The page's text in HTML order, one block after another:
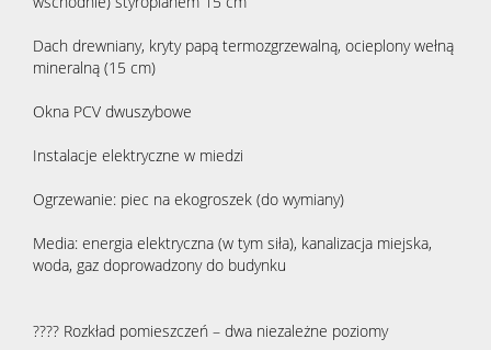
Dach drewniany, kryty papą termozgrzewalną, ocieplony wełną
mineralną (15 cm)
Okna PCV dwuszybowe
Instalacje elektryczne w miedzi
Ogrzewanie: piec na ekogroszek (do wymiany)
Media: energia elektryczna (w tym siła), kanalizacja miejska,
woda, gaz doprowadzony do budynku
???? Rozkład pomieszczeń – dwa niezależne poziomy